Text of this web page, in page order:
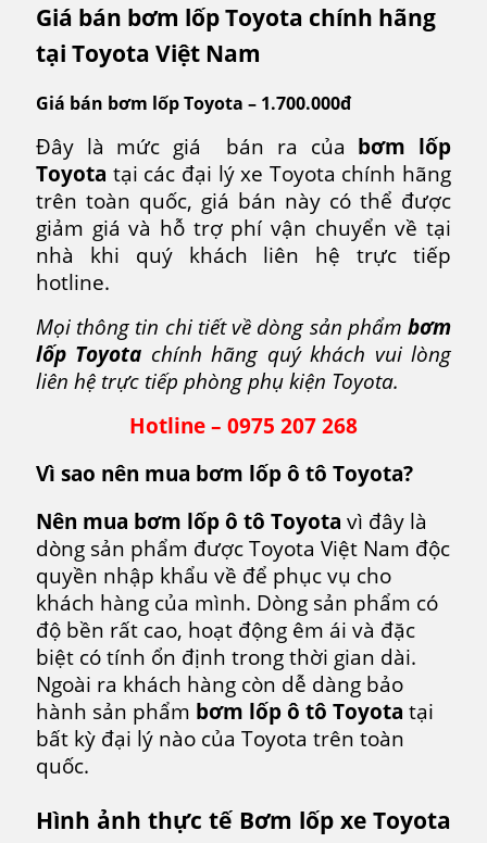
Giá bán bơm lốp Toyota chính hãng
tại Toyota Việt Nam
Giá bán bơm lốp Toyota – 1.700.000đ
Đây là mức giá bán ra của bơm lốp
Toyota tại các đại lý xe Toyota chính hãng
trên toàn quốc, giá bán này có thể được
giảm giá và hỗ trợ phí vận chuyển về tại
nhà khi quý khách liên hệ trực tiếp
hotline.
Mọi thông tin chi tiết về dòng sản phẩm bơm
lốp Toyota chính hãng quý khách vui lòng
liên hệ trực tiếp phòng phụ kiện Toyota.
Hotline – 0975 207 268
Vì sao nên mua bơm lốp ô tô Toyota?
Nên mua bơm lốp ô tô Toyota vì đây là
dòng sản phẩm được Toyota Việt Nam độc
quyền nhập khẩu về để phục vụ cho
khách hàng của mình. Dòng sản phẩm có
độ bền rất cao, hoạt động êm ái và đặc
biệt có tính ổn định trong thời gian dài.
Ngoài ra khách hàng còn dễ dàng bảo
hành sản phẩm bơm lốp ô tô Toyota tại
bất kỳ đại lý nào của Toyota trên toàn
quốc.
Hình ảnh thực tế Bơm lốp xe Toyota